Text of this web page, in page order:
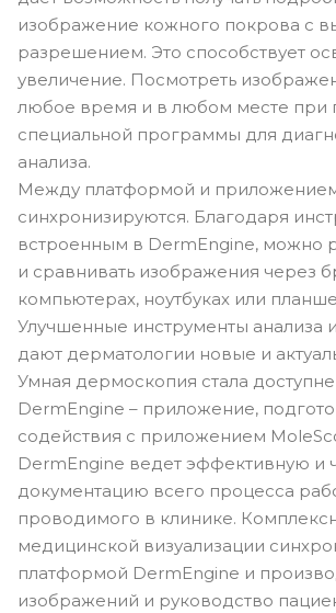
изображение кожного покрова с
разрешением. Это способствует
увеличение. Посмотреть
любое время и в любом месте при
специальной программы для
анализа.
Между платформой и
синхронизируются. Благодаря
встроенным в DermEngine, можно
и сравнивать изображения через
компьютерах, ноутбуках или
Улучшенные инструменты анализа
дают дерматологии новые и
Умная дермоскопия стала
DermEngine – приложение,
содействия с приложением
DermEngine ведет эффективную и
документацию всего процесса
проводимого в клинике.
медицинской визуализации
платформой DermEngine и
изображений и руководство